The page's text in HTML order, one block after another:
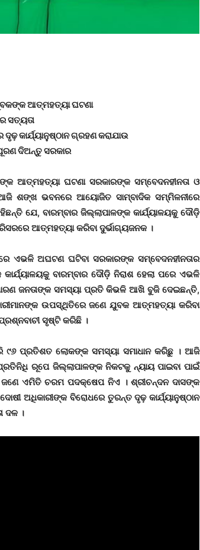
ଆତ୍ମହତ୍ୟା ଘଟଣା
ସତ୍ୟତା
କାର୍ଯ୍ୟାନୁଷ୍ଠାନ ଗ୍ରହଣ କରାଯାଉ
ଦିଅନ୍ତୁ ସରକାର
ଆତ୍ମହତ୍ୟା ଘଟଣା ସରକାରଙ୍କ ସମ୍ବେଦନହୀନତା ଓ
ଶଙ୍ଖ ଭବନରେ ଆୟୋଜିତ ସାମ୍ବାଦିକ ସମ୍ମିଳନୀରେ
ଯେ, ବାରମ୍ବାର ଜିଲ୍ଲାପାଳଙ୍କ କାର୍ଯ୍ୟାଳୟକୁ ଦୌଡ଼ି
ଆତ୍ମହତ୍ୟା କରିବା ଦୁର୍ଭାଗ୍ୟଜନକ ।
ଏଭଳି ଅଘଟଣ ଘଟିବା ସରକାରଙ୍କ ସମ୍ବେଦନହୀନତାର
ବାରମ୍ବାର ଦୌଡ଼ି ନିରାଶ ହେଲା ପରେ ଏଭଳି
ଜନତାଙ୍କ ସମସ୍ୟା ପ୍ରତି କିଭଳି ଆଖି ବୁଜି ଦେଇଛନ୍ତି,
ଉପସ୍ଥିତିରେ ଜଣେ ଯୁବକ ଆତ୍ମହତ୍ୟା କରିବା
ସୃଷ୍ଟି କରିଛି ।
୯୬ ପ୍ରତିଶତ ଲୋକଙ୍କ ସମସ୍ୟା ସମାଧାନ କରିଛୁ । ଆଜି
ରୂପେ ଜିଲ୍ଲାପାଳଙ୍କ ନିକଟକୁ ନ୍ୟାୟ ପାଇବା ପାଇଁ
ଜଣେ ଏମିତି ଚରମ ପଦକ୍ଷେପ ନିଏ । ଶ୍ରୀଚନ୍ଦନ ଦାସଙ୍କ
ଅଧିକାରୀଙ୍କ ବିରୋଧରେ ତୁରନ୍ତ ଦୃଢ଼ କାର୍ଯ୍ୟାନୁଷ୍ଠାନ
ଦଳ ।